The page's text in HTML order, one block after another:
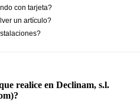
con tarjeta?
un artículo?
realice en Declinam, s.l.